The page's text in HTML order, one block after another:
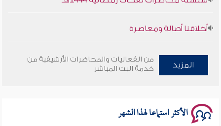
سلسلة محاضرات نفحات رمضانية 1444هـ
المزيد
من الفعاليات والمحاضرات الأرشيفية من
خدمة البث المباشر
الأكثر استماعا لهذا الشهر